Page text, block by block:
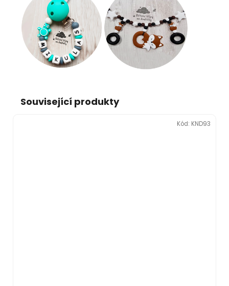
Související produkty
Kód: KND93